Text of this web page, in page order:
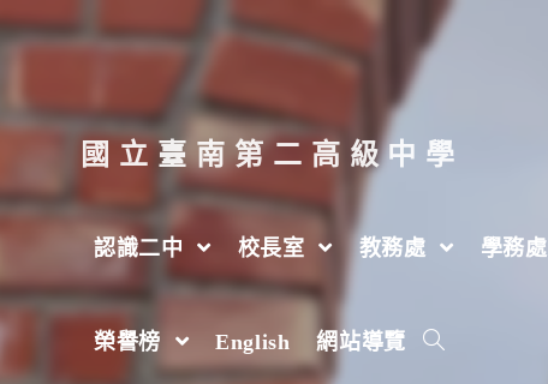
跳
至
要
內
容
國立臺南第二高級中學
認識二中 校長室 教務處 學務處
榮譽榜 English 網站導覽
[轉知]2026十六歲正青春藝術節，歡迎參加
2026 年 > 7 月 > 3 日